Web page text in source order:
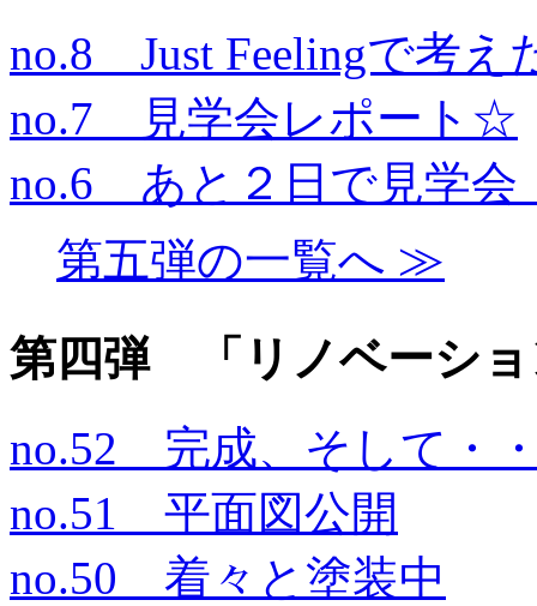
no.8 Just Feelingで考
no.7 見学会レポート☆
no.6 あと２日で見学会
第五弾の一覧へ ≫
第四弾 「リノベーショ
no.52 完成、そして・
no.51 平面図公開
no.50 着々と塗装中